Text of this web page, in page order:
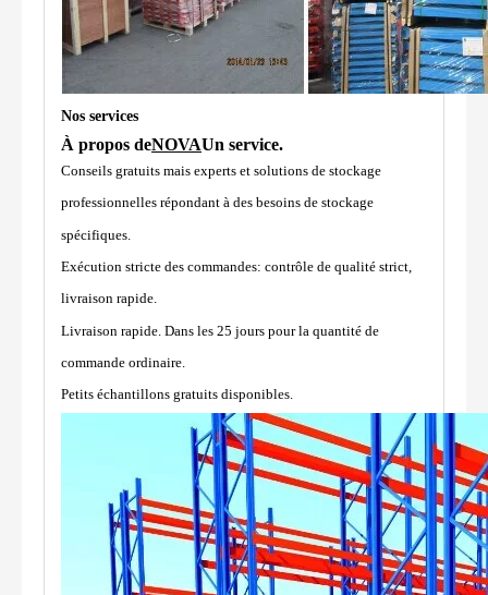
Nos services
À propos deNOVAUn service.
Conseils gratuits mais experts et solutions de stockage
professionnelles répondant à des besoins de stockage
spécifiques.
Exécution stricte des commandes: contrôle de qualité strict,
livraison rapide.
Livraison rapide. Dans les 25 jours pour la quantité de
commande ordinaire.
Petits échantillons gratuits disponibles.